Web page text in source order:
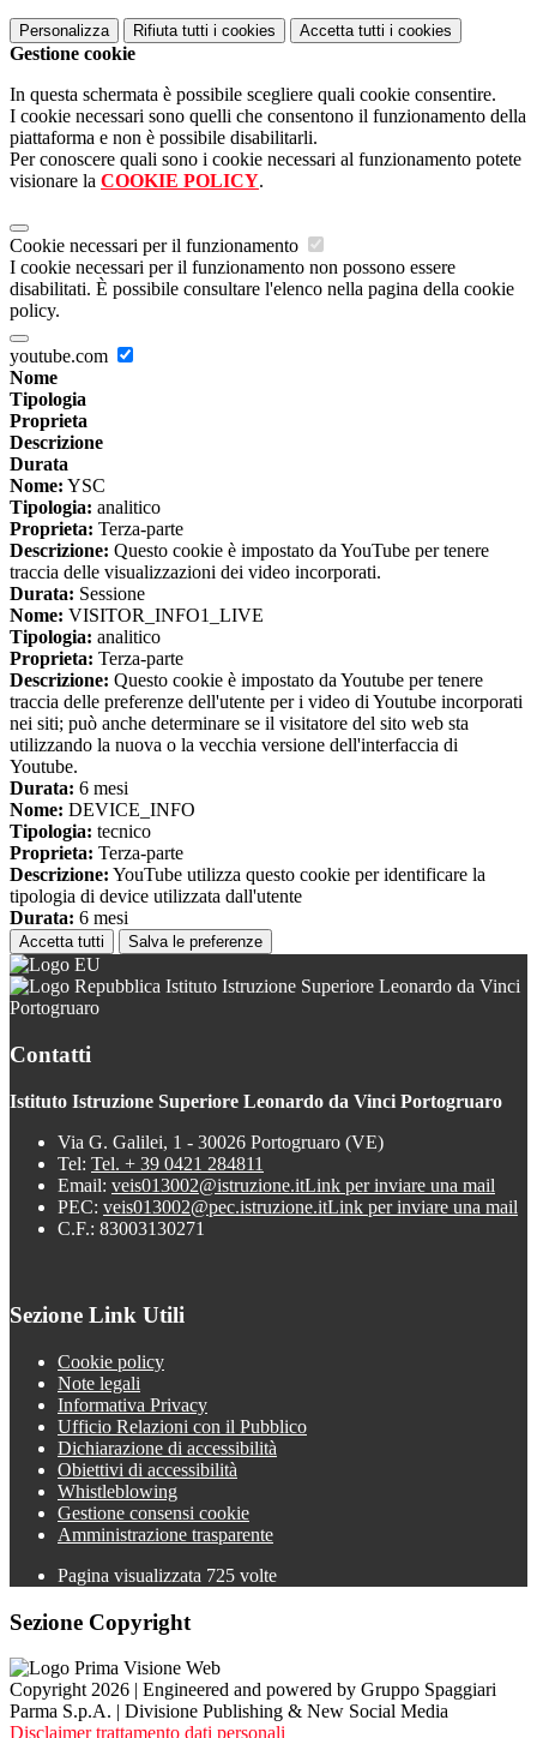
Personalizza Rifiuta tutti i cookies Accetta tutti i cookies
Gestione cookie
In questa schermata è possibile scegliere quali cookie consentire.
I cookie necessari sono quelli che consentono il funzionamento della
piattaforma e non è possibile disabilitarli.
Per conoscere quali sono i cookie necessari al funzionamento potete
visionare la COOKIE POLICY.
Cookie necessari per il funzionamento
I cookie necessari per il funzionamento non possono essere
disabilitati. È possibile consultare l'elenco nella pagina della cookie
policy.
youtube.com
Nome
Tipologia
Proprieta
Descrizione
Durata
Nome: YSC
Tipologia: analitico
Proprieta: Terza-parte
Descrizione: Questo cookie è impostato da YouTube per tenere
traccia delle visualizzazioni dei video incorporati.
Durata: Sessione
Nome: VISITOR_INFO1_LIVE
Tipologia: analitico
Proprieta: Terza-parte
Descrizione: Questo cookie è impostato da Youtube per tenere
traccia delle preferenze dell'utente per i video di Youtube incorporati
nei siti; può anche determinare se il visitatore del sito web sta
utilizzando la nuova o la vecchia versione dell'interfaccia di
Youtube.
Durata: 6 mesi
Nome: DEVICE_INFO
Tipologia: tecnico
Proprieta: Terza-parte
Descrizione: YouTube utilizza questo cookie per identificare la
tipologia di device utilizzata dall'utente
Durata: 6 mesi
Accetta tutti Salva le preferenze
Istituto Istruzione Superiore Leonardo da Vinci
Portogruaro
Contatti
Istituto Istruzione Superiore Leonardo da Vinci Portogruaro
Via G. Galilei, 1 - 30026 Portogruaro (VE)
Tel: Tel. + 39 0421 284811
Email: veis013002@istruzione.itLink per inviare una mail
PEC: veis013002@pec.istruzione.itLink per inviare una mail
C.F.: 83003130271
Sezione Link Utili
Cookie policy
Note legali
Informativa Privacy
Ufficio Relazioni con il Pubblico
Dichiarazione di accessibilità
Obiettivi di accessibilità
Whistleblowing
Gestione consensi cookie
Amministrazione trasparente
Pagina visualizzata 725 volte
Sezione Copyright
Copyright 2026 | Engineered and powered by Gruppo Spaggiari
Parma S.p.A. | Divisione Publishing & New Social Media
Disclaimer trattamento dati personali